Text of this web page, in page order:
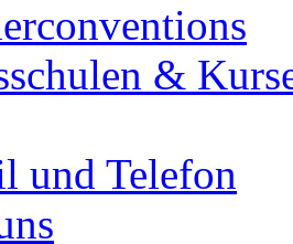
&
und Telefon